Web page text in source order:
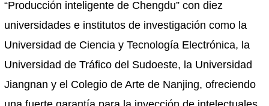
“Producción inteligente de Chengdu” con diez
universidades e institutos de investigación como la
Universidad de Ciencia y Tecnología Electrónica, la
Universidad de Tráfico del Sudoeste, la Universidad
Jiangnan y el Colegio de Arte de Nanjing, ofreciendo